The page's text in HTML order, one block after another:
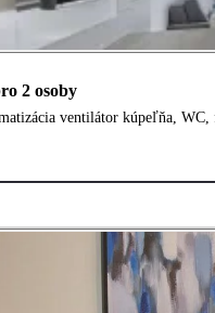
2 osoby
ventilátor kúpeľňa,